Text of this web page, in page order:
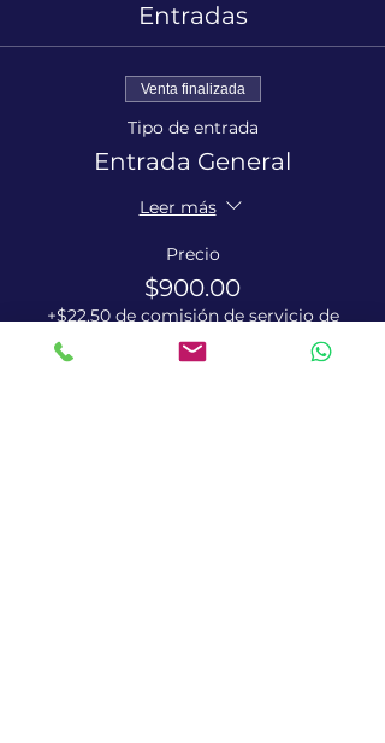
Entradas
Venta finalizada
Tipo de entrada
Entrada General
Leer más
Precio
$900.00
+$22.50 de comisión de servicio de
entradas